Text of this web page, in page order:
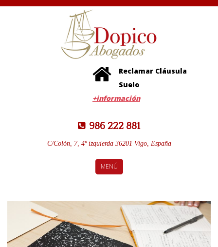
Reclamar Cláusula
Suelo
+información
986 222 881
C/Colón, 7, 4º izquierda 36201 Vigo, España
MENÚ